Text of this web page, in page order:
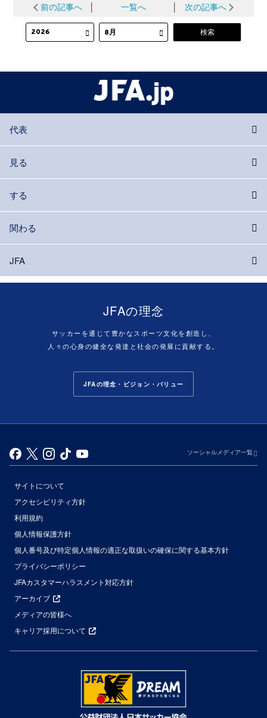
前の記事へ 一覧へ 次の記事へ
代表
見る
する
関わる
JFA
JFAの理念
サッカーを通じて豊かなスポーツ文化を創造し、
人々の心身の健全な発達と社会の発展に貢献する。
JFAの理念・ビジョン・バリュー
ソーシャルメディア一覧
サイトについて
アクセシビリティ方針
利用規約
個人情報保護方針
個人番号及び特定個人情報の適正な取扱いの確保に関する基本方針
プライバシーポリシー
JFAカスタマーハラスメント対応方針
アーカイブ
メディアの皆様へ
キャリア採用について